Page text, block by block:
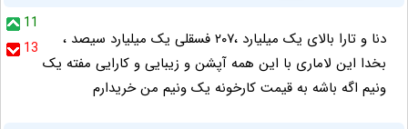
11
13
دنا و تارا بالای یک میلیارد ،۲۰۷ فسقلی یک میلیارد سیصد ،
بخدا این لاماری با این همه آپشن و زیبایی و کارایی مفته یک
ونیم اگه باشه به قیمت کارخونه یک ونیم من خریدارم